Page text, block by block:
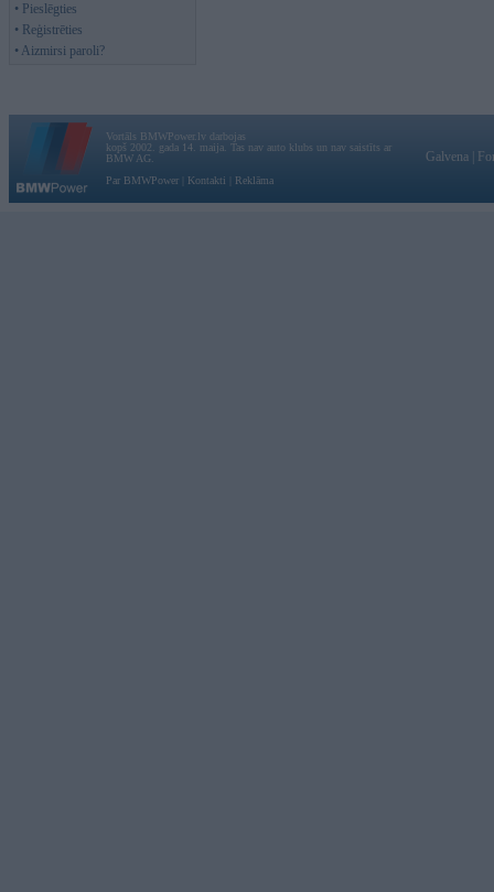
• Pieslēgties
• Reģistrēties
• Aizmirsi paroli?
Vortāls BMWPower.lv darbojas
kopš 2002. gada 14. maija. Tas nav auto klubs un nav saistīts ar
BMW AG.
Par BMWPower
Kontakti Reklāma
Galvena